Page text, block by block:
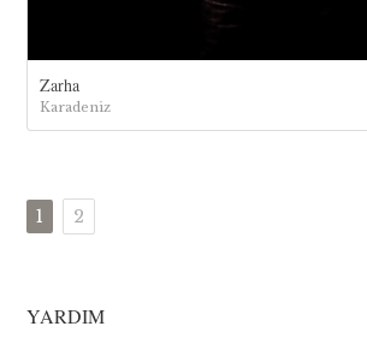
Zarha
Karadeniz
1 2
YARDIM